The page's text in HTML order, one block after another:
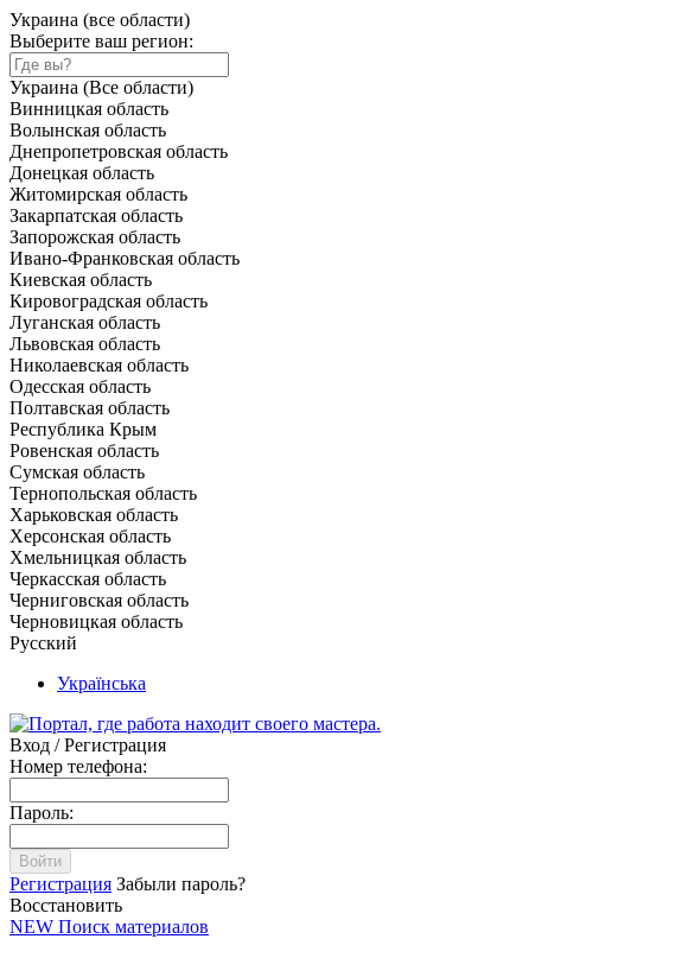
Украина (все области)
Выберите ваш регион:
Украина (Все области)
Винницкая область
Волынская область
Днепропетровская область
Донецкая область
Житомирская область
Закарпатская область
Запорожская область
Ивано-Франковская область
Киевская область
Кировоградская область
Луганская область
Львовская область
Николаевская область
Одесская область
Полтавская область
Республика Крым
Ровенская область
Сумская область
Тернопольская область
Харьковская область
Херсонская область
Хмельницкая область
Черкасская область
Черниговская область
Черновицкая область
Русский
Українська
Вход / Регистрация
Номер телефона:
Пароль:
Войти
Регистрация Забыли пароль?
Восстановить
NEW Поиск материалов